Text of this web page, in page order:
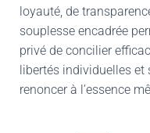
loyauté, de
souplesse encadrée
privé de concilier
libertés individuelles
renoncer à l’essence